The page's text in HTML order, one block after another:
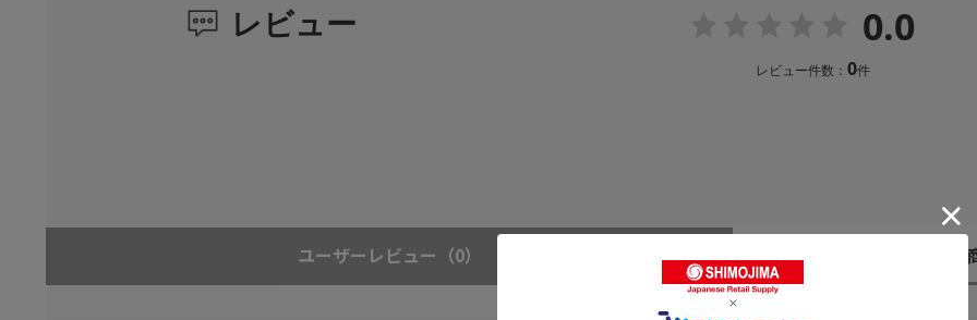
レビュー 0.0
レビュー件数： 0件
ユーザーレビュー （0）